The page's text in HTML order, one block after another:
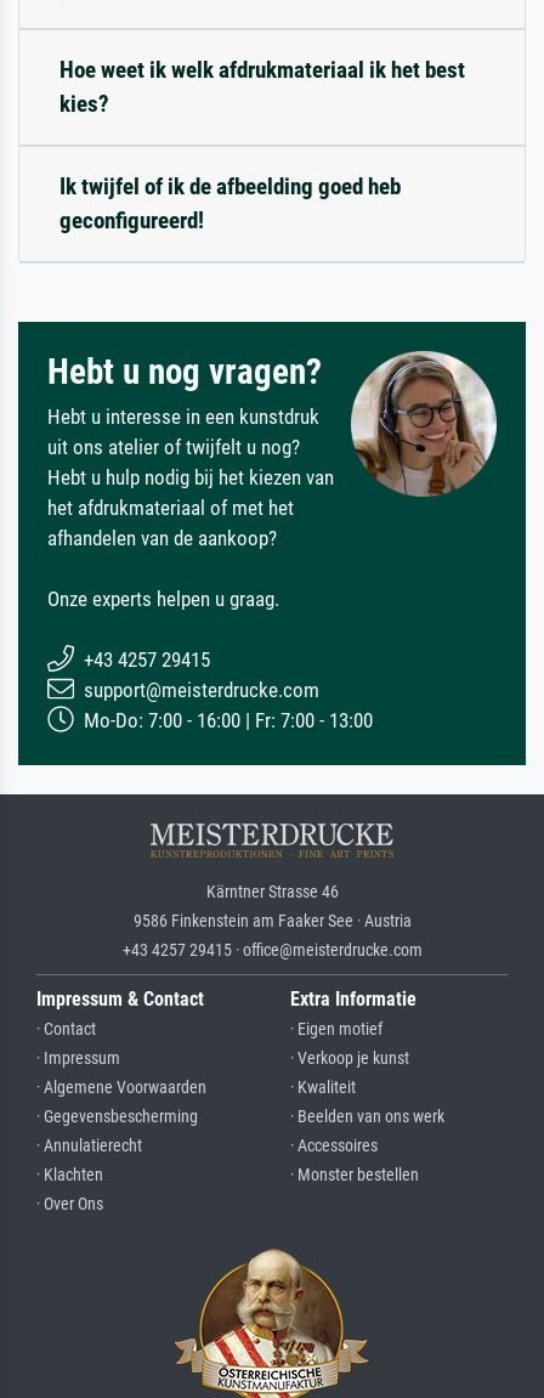
Hoe weet ik welk afdrukmateriaal ik het best
kies?
Ik twijfel of ik de afbeelding goed heb
geconfigureerd!
Hebt u nog vragen?
Hebt u interesse in een kunstdruk
uit ons atelier of twijfelt u nog?
Hebt u hulp nodig bij het kiezen van
het afdrukmateriaal of met het
afhandelen van de aankoop?
Onze experts helpen u graag.
+43 4257 29415
support@meisterdrucke.com
Mo-Do: 7:00 - 16:00 | Fr: 7:00 - 13:00
Kärntner Strasse 46
9586 Finkenstein am Faaker See · Austria
+43 4257 29415 · office@meisterdrucke.com
Impressum & Contact
· Contact
· Impressum
· Algemene Voorwaarden
· Gegevensbescherming
· Annulatierecht
· Klachten
· Over Ons
Extra Informatie
· Eigen motief
· Verkoop je kunst
· Kwaliteit
· Beelden van ons werk
· Accessoires
· Monster bestellen